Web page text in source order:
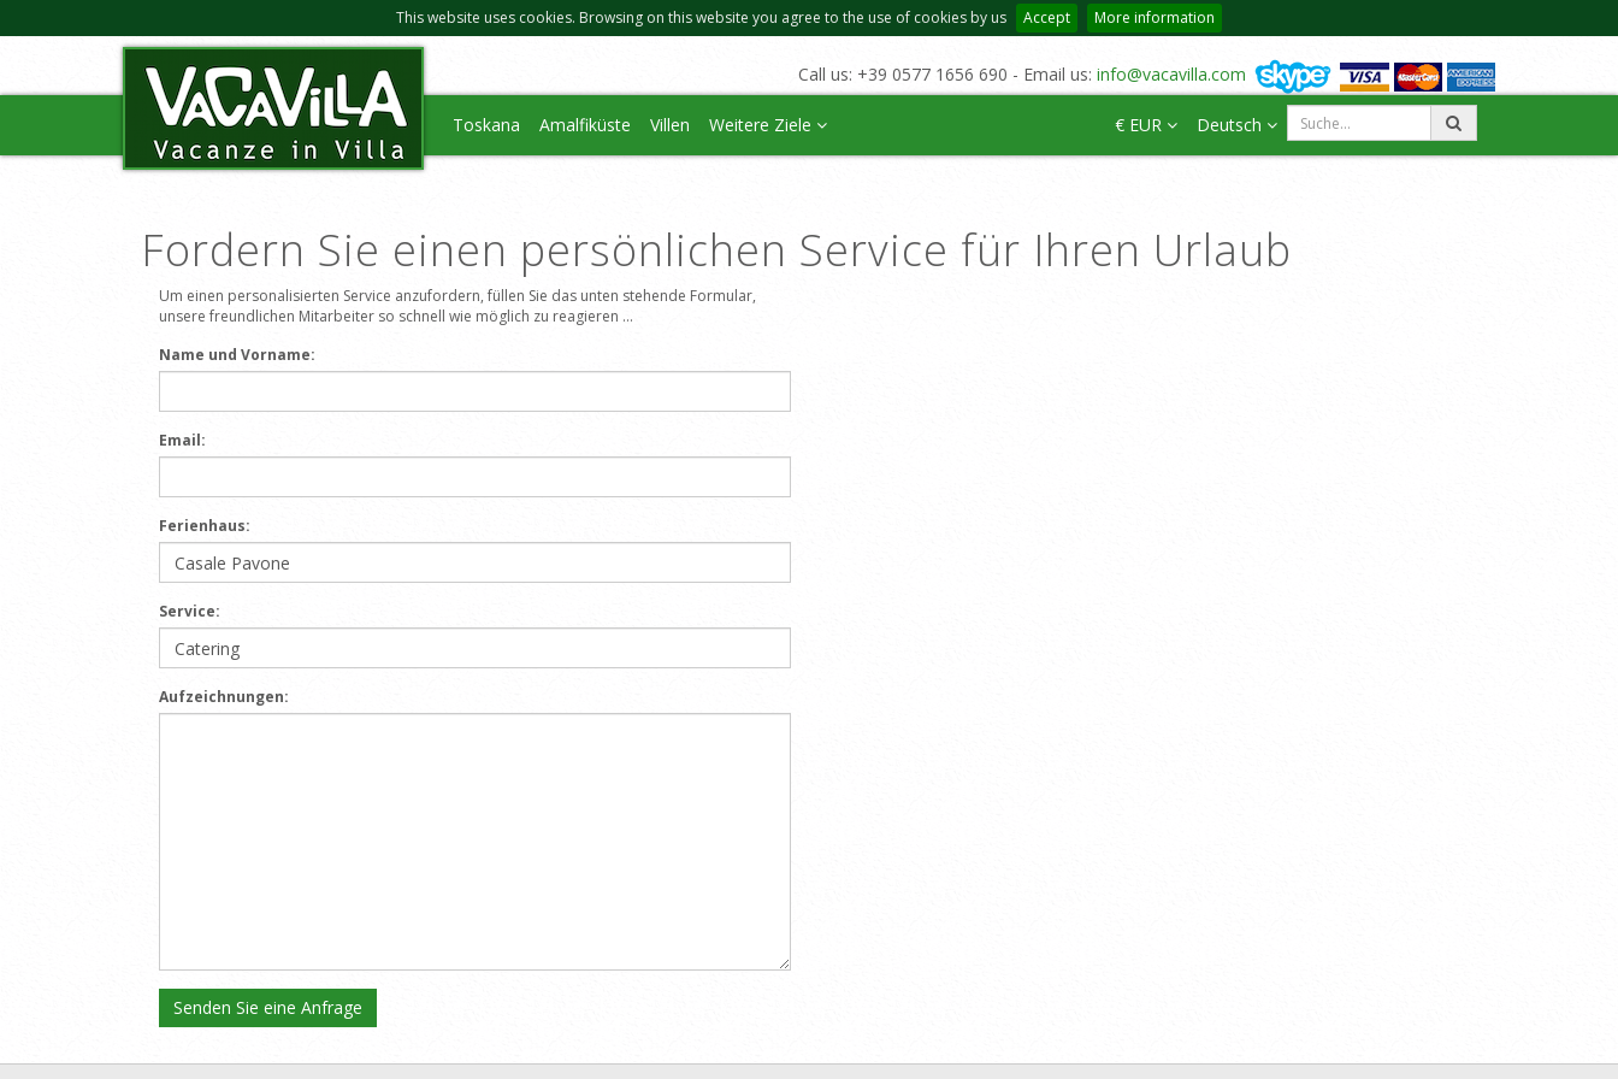
This website uses cookies. Browsing on this website you agree to the use of cookies by us Accept More information
Call us: +39 0577 1656 690 - Email us: info@vacavilla.com
Toskana Amalfiküste Villen Weitere Ziele € EUR Deutsch
Fordern Sie einen persönlichen Service für Ihren Urlaub
Um einen personalisierten Service anzufordern, füllen Sie das unten stehende Formular,
unsere freundlichen Mitarbeiter so schnell wie möglich zu reagieren ...
Name und Vorname:
Email:
Ferienhaus:
Service:
Aufzeichnungen: